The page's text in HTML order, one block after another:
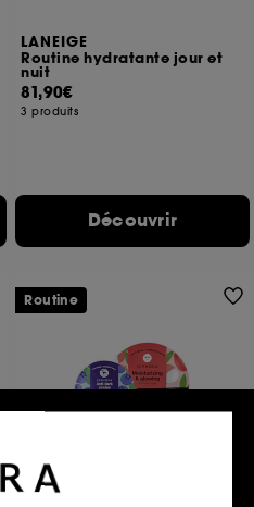
LANEIGE
Routine hydratante jour et
nuit
81,90€
3 produits
Découvrir
Duo Masques Tissu
Routine